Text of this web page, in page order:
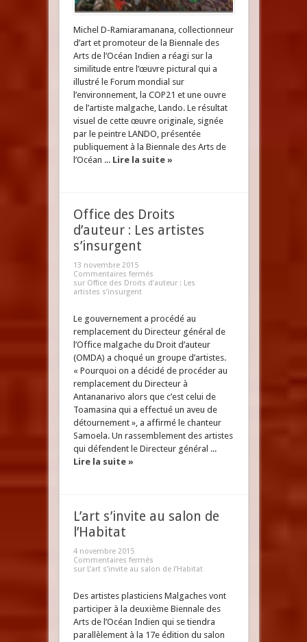
Michel D-Ramiaramanana, collectionneur
d’art et promoteur de la Biennale des
Arts de l’Océan Indien a réagi sur la
similitude entre l’œuvre pictural qui a
illustré le Forum mondial sur
l’environnement, la COP21 et une ouvre
de l’artiste malgache, Lando. Le résultat
visuel de cette œuvre originale, signée
par le peintre LANDO, présentée
publiquement à la Biennale des Arts de
l’Océan ... Lire la suite »
Office des Droits
d’auteur : Les artistes
s’insurgent
13 novembre 2015
Commentaires fermés
sur Office des Droits d’auteur : Les
artistes s’insurgent
Le gouvernement a procédé au
remplacement du Directeur général de
l’Office malgache du Droit d’auteur
(OMDA) a choqué un groupe d’artistes.
« Pourquoi on a décidé de procéder au
remplacement du Directeur à
Antananarivo alors que c’est celui de
Toamasina qui a effectué un aveu de
détournement », a affirmé le chanteur
Samoela. Un rassemblement des artistes
qui défendent le Directeur général ...
Lire la suite »
L’art s’invite au salon de
l’Habitat
4 novembre 2015
Commentaires fermés
sur L’art s’invite au salon de l’Habitat
Des artistes plasticiens Malgaches vont
participer à la deuxième Biennale des
Arts de l’Océan Indien qui se tiendra
parallèlement à la 17e édition du salon